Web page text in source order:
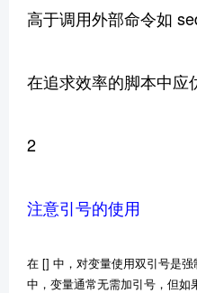
高于调用外部命令如
在追求效率的脚本中应
2
注意引号的使用
在 [] 中，对变量使用双引号是
中，变量通常无需加引号，但如